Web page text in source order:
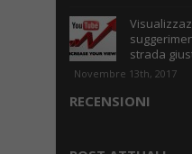
strada
Novembre 13th, 2017
RECENSIONI